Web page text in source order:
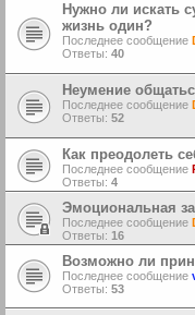
Нужно ли искать
жизнь один?
Последнее сообщение
Ответы: 40
Неумение
Последнее сообщение
Ответы: 52
Как преодолеть
Последнее сообщение
Ответы: 4
Эмоциональная
Последнее сообщение
Ответы: 16
Возможно ли
Последнее сообщение
Ответы: 53